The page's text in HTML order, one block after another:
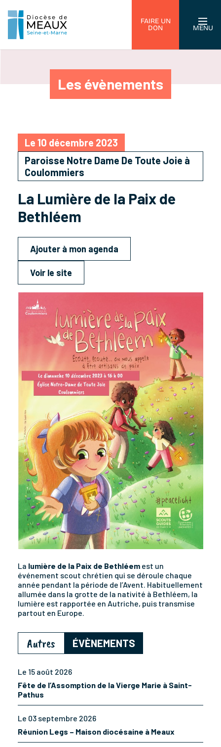
FAIRE UN
DON
MENU
Les évènements
Le 10 décembre 2023
Paroisse Notre Dame De Toute Joie à
Coulommiers
La Lumière de la Paix de
Bethléem
Ajouter à mon agenda
Voir le site
La lumière de la Paix de Bethléem est un
événement scout chrétien qui se déroule chaque
année pendant la période de l’Avent. Habituellement
allumée dans la grotte de la nativité à Bethléem, la
lumière est rapportée en Autriche, puis transmise
partout en Europe.
Autres ÉVÈNEMENTS
Le 15 août 2026
Fête de l’Assomption de la Vierge Marie à Saint-
Pathus
Le 03 septembre 2026
Réunion Legs – Maison diocésaine à Meaux